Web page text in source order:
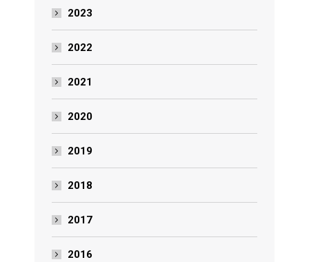
2023
2022
2021
2020
2019
2018
2017
2016